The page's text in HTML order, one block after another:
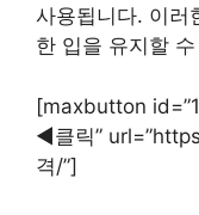
사용됩니다. 이러
한 입을 유지할
[maxbutton
◀︎클릭”
격/”]